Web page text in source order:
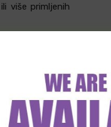
više primljenih
ovaj period,
ekspanzije
iznenađenje,
je napravio ovaj
of je Napredak